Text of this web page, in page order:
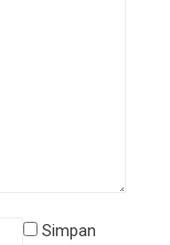
Simpan